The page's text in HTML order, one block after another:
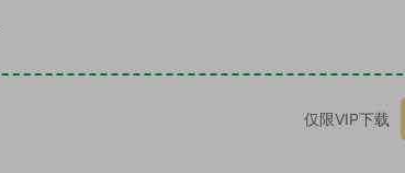
仅限VIP下载